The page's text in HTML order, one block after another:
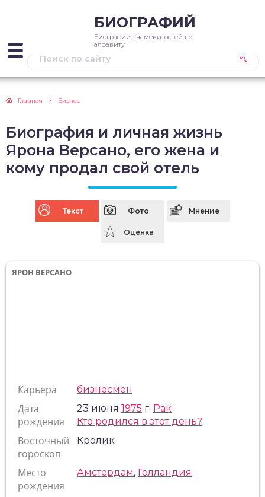
БИОГРАФИЙ
Биографии знаменитостей по
алфавиту
Главная Бизнес
Биография и личная жизнь
Ярона Версано, его жена и
кому продал свой отель
Текст Фото Мнение
Оценка
ЯРОН ВЕРСАНО
Карьера бизнесмен
Дата
рождения
23 июня 1975 г. Рак
Кто родился в этот день?
Восточный
гороскоп
Кролик
Место
рождения
Амстердам, Голландия